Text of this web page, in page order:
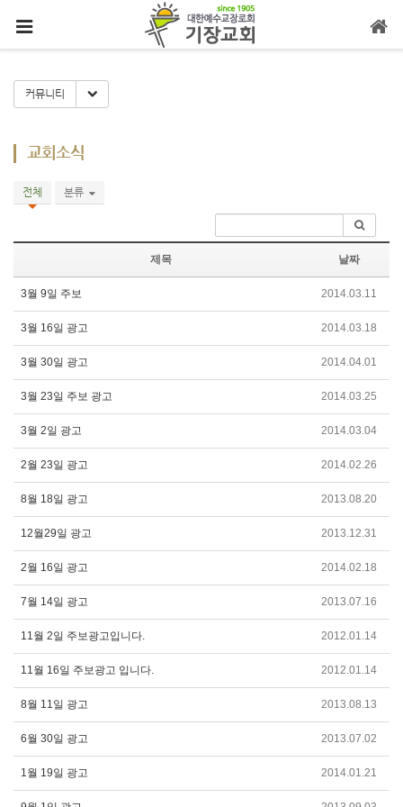
커뮤니티 Toggle Dropdown
교회소식
전체 분류
제목 날짜
3월 9일 주보 2014.03.11
3월 16일 광고 2014.03.18
3월 30일 광고 2014.04.01
3월 23일 주보 광고 2014.03.25
3월 2일 광고 2014.03.04
2월 23일 광고 2014.02.26
8월 18일 광고 2013.08.20
12월29일 광고 2013.12.31
2월 16일 광고 2014.02.18
7월 14일 광고 2013.07.16
11월 2일 주보광고입니다. 2012.01.14
11월 16일 주보광고 입니다. 2012.01.14
8월 11일 광고 2013.08.13
6월 30일 광고 2013.07.02
1월 19일 광고 2014.01.21